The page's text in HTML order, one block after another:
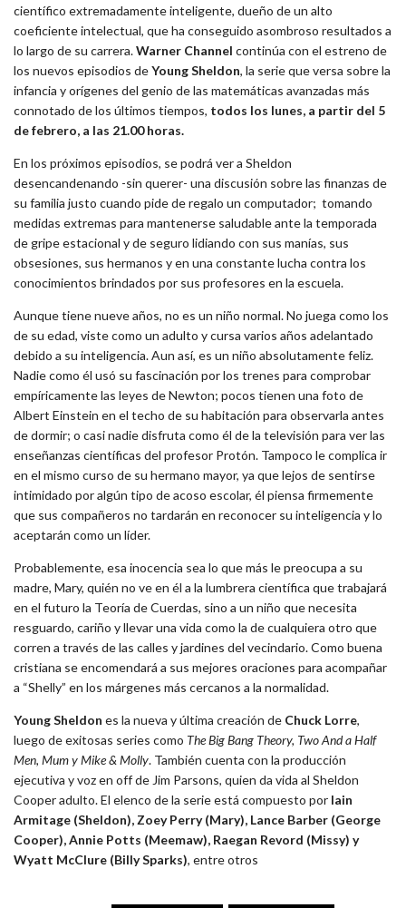
científico extremadamente inteligente, dueño de un alto
coeficiente intelectual, que ha conseguido asombroso resultados a
lo largo de su carrera.Warner Channel continúa con el estreno de
los nuevos episodios deYoung Sheldon, la serie que versa sobre la
infancia y orígenes del genio de las matemáticas avanzadas más
connotado de los últimos tiempos, todos los lunes, a partir del 5
de febrero, a las 21.00 horas.
En los próximos episodios, se podrá ver a Sheldon
desencandenando -sin querer- una discusión sobre las finanzas de
su familia justo cuando pide de regalo un computador; tomando
medidas extremas para mantenerse saludable ante la temporada
de gripe estacional y de seguro lidiando con sus manías, sus
obsesiones, sus hermanos y en una constante lucha contra los
conocimientos brindados por sus profesores en la escuela.
Aunque tiene nueve años, no es un niño normal. No juega como los
de su edad, viste como un adulto y cursa varios años adelantado
debido a su inteligencia. Aun así, es un niño absolutamente feliz.
Nadie como él usó su fascinación por los trenes para comprobar
empíricamente las leyes de Newton; pocos tienen una foto de
Albert Einstein en el techo de su habitación para observarla antes
de dormir; o casi nadie disfruta como él de la televisión para ver las
enseñanzas científicas del profesor Protón. Tampoco le complica ir
en el mismo curso de su hermano mayor, ya que lejos de sentirse
intimidado por algún tipo de acoso escolar, él piensa firmemente
que sus compañeros no tardarán en reconocer su inteligencia y lo
aceptarán como un líder.
Probablemente, esa inocencia sea lo que más le preocupa a su
madre, Mary, quién no ve en él a la lumbrera científica que trabajará
en el futuro la Teoría de Cuerdas, sino a un niño que necesita
resguardo, cariño y llevar una vida como la de cualquiera otro que
corren a través de las calles y jardines del vecindario. Como buena
cristiana se encomendará a sus mejores oraciones para acompañar
a “Shelly” en los márgenes más cercanos a la normalidad.
Young Sheldon es la nueva y última creación de Chuck Lorre,
luego de exitosas series como The Big Bang Theory, Two And a Half
Men, Mum y Mike & Molly. También cuenta con la producción
ejecutiva y voz en off de Jim Parsons, quien da vida al Sheldon
Cooper adulto. El elenco de la serie está compuesto por Iain
Armitage (Sheldon), Zoey Perry (Mary), Lance Barber (George
Cooper), Annie Potts (Meemaw), Raegan Revord (Missy) y
Wyatt McClure (Billy Sparks), entre otros